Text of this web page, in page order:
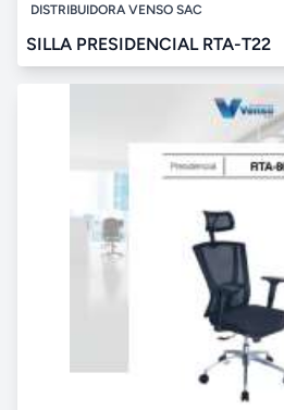
DISTRIBUIDORA VENSO SAC
SILLA PRESIDENCIAL RTA-T22